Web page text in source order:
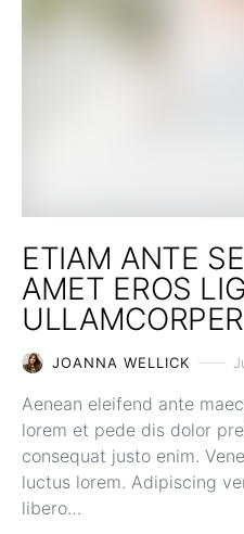
ETIAM ANTE
AMET EROS
JOANNA WELLICK
Aenean eleifend ante
lorem et pede dis dolor
consequat justo enim.
luctus lorem. Adipiscing
libero…